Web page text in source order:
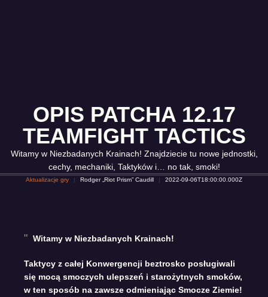
OPIS PATCHA 12.17
TEAMFIGHT TACTICS
Witamy w Niezbadanych Krainach! Znajdziecie tu nowe jednostki,
cechy, mechaniki, Taktyków i… no tak, smoki!
Aktualizacje gry Rodger „Riot Prism” Caudill 2022-09-06T18:00:00.000Z
Witamy w Niezbadanych Krainach!
Taktycy z całej Konwergencji beztrosko posługiwali
się mocą smoczych ulepszeń i starożytnych smoków,
w ten sposób na zawsze odmieniając Smocze Ziemie!